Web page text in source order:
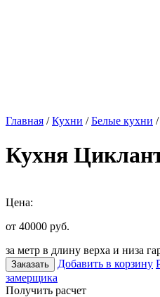
Главная /Кухни /Белые кухни
Кухня
Цена:
от 40000 руб.
за метр в длину верха и низа
Заказать Добавить в корзину
замерщика
Получить расчет